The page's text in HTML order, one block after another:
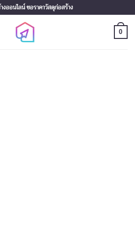
งออนไลน์ ขอราคาวัสดุก่อสร้าง
0